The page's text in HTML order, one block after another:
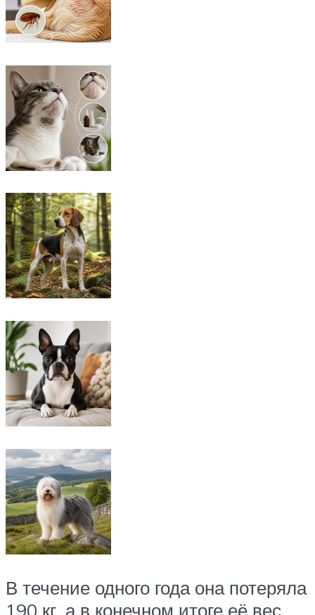
В течение одного года она потеряла
190 кг, а в конечном итоге её вес